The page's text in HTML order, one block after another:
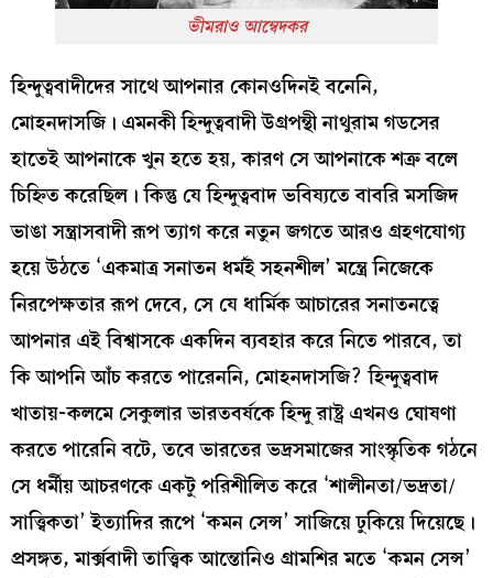
ভীমরাও আম্বেদকর
হিন্দুত্ববাদীদের সাথে আপনার কোনওদিনই বনেনি,
মোহনদাসজি। এমনকী হিন্দুত্ববাদী উগ্রপন্থী নাথুরাম গডসের
হাতেই আপনাকে খুন হতে হয়, কারণ সে আপনাকে শত্রু বলে
চিহ্নিত করেছিল। কিন্তু যে হিন্দুত্ববাদ ভবিষ্যতে বাবরি মসজিদ
ভাঙা সন্ত্রাসবাদী রূপ ত্যাগ করে নতুন জগতে আরও গ্রহণযোগ্য
হয়ে উঠতে ‘একমাত্র সনাতন ধর্মই সহনশীল’ মন্ত্রে নিজেকে
নিরপেক্ষতার রূপ দেবে, সে যে ধার্মিক আচারের সনাতনত্বে
আপনার এই বিশ্বাসকে একদিন ব্যবহার করে নিতে পারবে, তা
কি আপনি আঁচ করতে পারেননি, মোহনদাসজি? হিন্দুত্ববাদ
খাতায়-কলমে সেকুলার ভারতবর্ষকে হিন্দু রাষ্ট্র এখনও ঘোষণা
করতে পারেনি বটে, তবে ভারতের ভদ্রসমাজের সাংস্কৃতিক গঠনে
সে ধর্মীয় আচরণকে একটু পরিশীলিত করে ‘শালীনতা/ভদ্রতা/
সাত্ত্বিকতা’ ইত্যাদির রূপে ‘কমন সেন্স’ সাজিয়ে ঢুকিয়ে দিয়েছে।
প্রসঙ্গত, মার্ক্সবাদী তাত্ত্বিক আন্তোনিও গ্রামশির মতে ‘কমন সেন্স’